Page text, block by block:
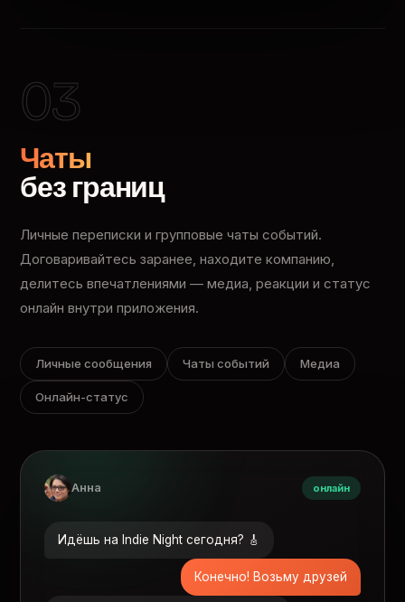
03
Чаты
без границ
Личные переписки и групповые чаты событий.
Договаривайтесь заранее, находите компанию,
делитесь впечатлениями — медиа, реакции и статус
онлайн внутри приложения.
Личные сообщения Чаты событий Медиа
Онлайн-статус
Анна онлайн
Идёшь на Indie Night сегодня? 🎸
Конечно! Возьму друзей